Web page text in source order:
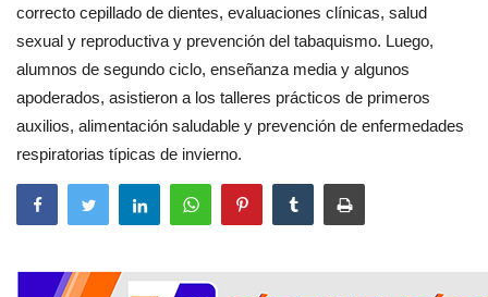
correcto cepillado de dientes, evaluaciones clínicas, salud
sexual y reproductiva y prevención del tabaquismo. Luego,
alumnos de segundo ciclo, enseñanza media y algunos
apoderados, asistieron a los talleres prácticos de primeros
auxilios, alimentación saludable y prevención de enfermedades
respiratorias típicas de invierno.